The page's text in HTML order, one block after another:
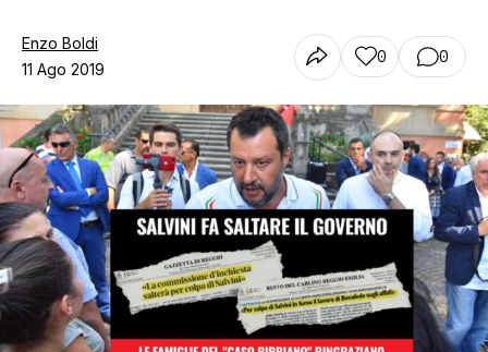
Contatti
Enzo Boldi
11 Ago 2019
0 0